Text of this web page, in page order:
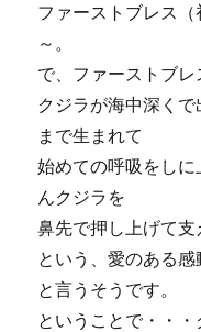
ファーストブレス
～。
で、ファーストブレ
クジラが海中深く
まで生まれて
始めての呼吸をし
んクジラを
鼻先で押し上げて支
という、愛のある
と言うそうです。
ということで・・